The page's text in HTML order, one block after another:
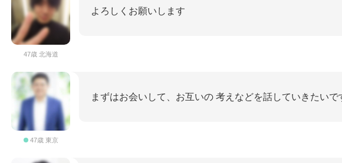
47歳 北海道
よろしくお願いします
47歳 東京
まずはお会いして、お互いの 考えなどを話していきたいで